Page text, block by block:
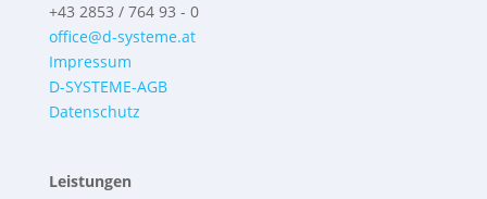
+43 2853 / 764 93 - 0
office@d-systeme.at
Impressum
D-SYSTEME-AGB
Datenschutz
Leistungen